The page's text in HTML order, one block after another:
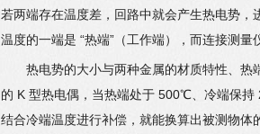
若两端存在温度差，回路中就会产生热电势，
温度的一端是 “热端”（工作端），而连接测量
热电势的大小与两种金属的材质特性、
的 K 型热电偶，当热端处于 500℃、冷端保
结合冷端温度进行补偿，就能换算出被测物体